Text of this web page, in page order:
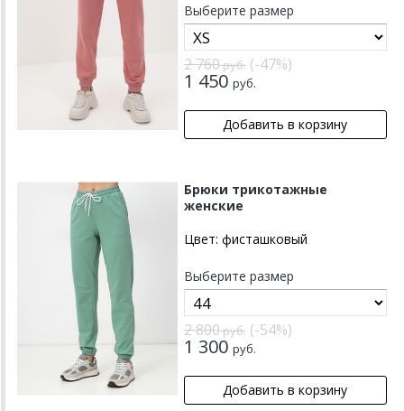
Выберите размер
2 760руб.(-47%)
1 450 руб.
Брюки трикотажные
женские
Цвет: фисташковый
Выберите размер
2 800руб.(-54%)
1 300 руб.